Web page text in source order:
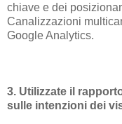
chiave e dei
Canalizzazioni
Google Analytics.
3. Utilizzate il
sulle intenzioni dei